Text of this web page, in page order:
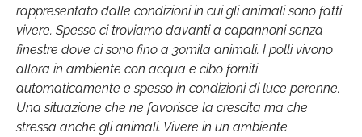
rappresentato dalle condizioni in cui gli animali sono fatti
vivere. Spesso ci troviamo davanti a capannoni senza
finestre dove ci sono fino a 30mila animali. I polli vivono
allora in ambiente con acqua e cibo forniti
automaticamente e spesso in condizioni di luce perenne.
Una situazione che ne favorisce la crescita ma che
stressa anche gli animali. Vivere in un ambiente